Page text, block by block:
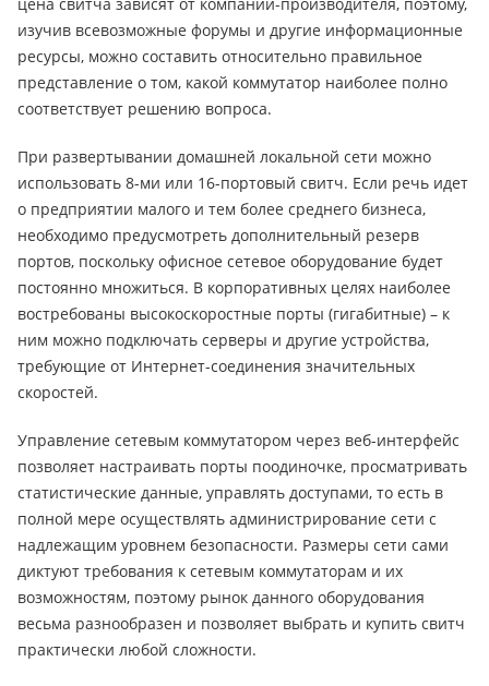
изучив всевозможные форумы и другие информационные
ресурсы, можно составить относительно правильное
представление о том, какой коммутатор наиболее полно
соответствует решению вопроса.
При развертывании домашней локальной сети можно
использовать 8-ми или 16-портовый свитч. Если речь идет
о предприятии малого и тем более среднего бизнеса,
необходимо предусмотреть дополнительный резерв
портов, поскольку офисное сетевое оборудование будет
постоянно множиться. В корпоративных целях наиболее
востребованы высокоскоростные порты (гигабитные) – к
ним можно подключать серверы и другие устройства,
требующие от Интернет-соединения значительных
скоростей.
Управление сетевым коммутатором через веб-интерфейс
позволяет настраивать порты поодиночке, просматривать
статистические данные, управлять доступами, то есть в
полной мере осуществлять администрирование сети с
надлежащим уровнем безопасности. Размеры сети сами
диктуют требования к сетевым коммутаторам и их
возможностям, поэтому рынок данного оборудования
весьма разнообразен и позволяет выбрать и купить свитч
практически любой сложности.